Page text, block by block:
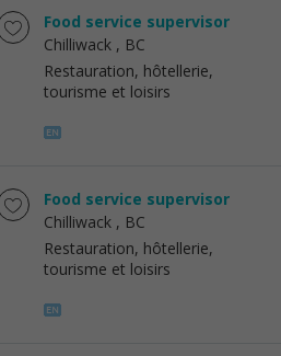
Food service supervisor
Chilliwack , BC
Restauration, hôtellerie,
tourisme et loisirs
Food service supervisor
Chilliwack , BC
Restauration, hôtellerie,
tourisme et loisirs